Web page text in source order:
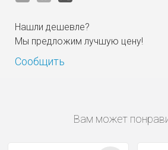
Нашли дешевле?
Мы предложим лучшую цену!
Сообщить
Вам может